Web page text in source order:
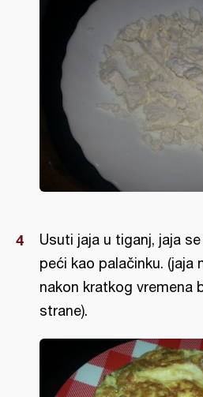
Usuti jaja u tiganj, jaja
peći kao palačinku. (jaja
nakon kratkog vremena
strane).